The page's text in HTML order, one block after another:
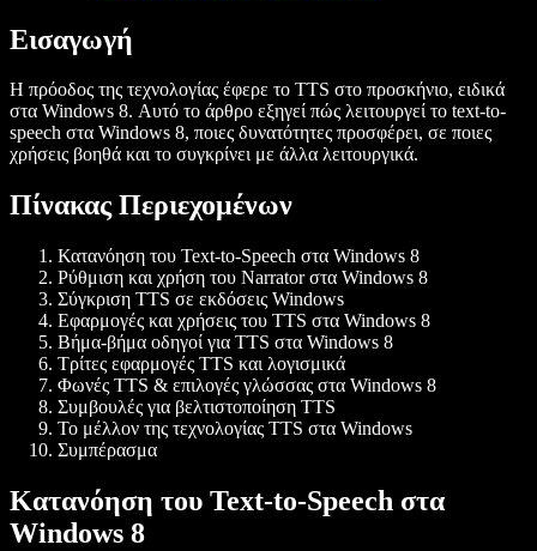
Εισαγωγή
Η πρόοδος της τεχνολογίας έφερε το TTS στο προσκήνιο, ειδικά
στα Windows 8. Αυτό το άρθρο εξηγεί πώς λειτουργεί το text-to-
speech στα Windows 8, ποιες δυνατότητες προσφέρει, σε ποιες
χρήσεις βοηθά και το συγκρίνει με άλλα λειτουργικά.
Πίνακας Περιεχομένων
Κατανόηση του Text-to-Speech στα Windows 8
Ρύθμιση και χρήση του Narrator στα Windows 8
Σύγκριση TTS σε εκδόσεις Windows
Εφαρμογές και χρήσεις του TTS στα Windows 8
Βήμα-βήμα οδηγοί για TTS στα Windows 8
Τρίτες εφαρμογές TTS και λογισμικά
Φωνές TTS & επιλογές γλώσσας στα Windows 8
Συμβουλές για βελτιστοποίηση TTS
Το μέλλον της τεχνολογίας TTS στα Windows
Συμπέρασμα
Κατανόηση του Text-to-Speech στα
Windows 8